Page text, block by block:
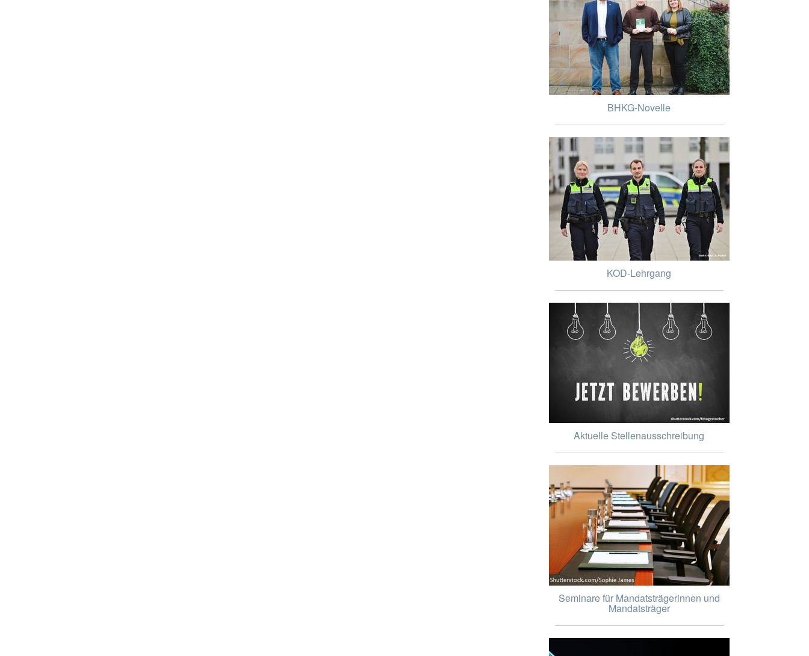
BHKG-Novelle
KOD-Lehrgang
Aktuelle Stellenausschreibung
Seminare für Mandatsträgerinnen und
Mandatsträger